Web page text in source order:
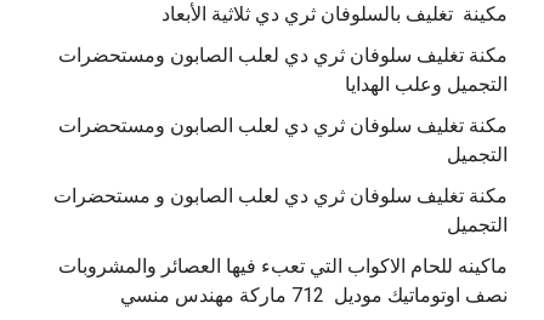
مكينة تغليف بالسلوفان ثري دي ثلاثية الأبعاد
مكنة تغليف سلوفان ثري دي لعلب الصابون ومستحضرات
التجميل وعلب الهدايا
مكنة تغليف سلوفان ثري دي لعلب الصابون ومستحضرات
التجميل
مكنة تغليف سلوفان ثري دي لعلب الصابون و مستحضرات
التجميل
ماكينه للحام الاكواب التي تعبء فيها العصائر والمشروبات
نصف اوتوماتيك موديل 712 ماركة مهندس منسي